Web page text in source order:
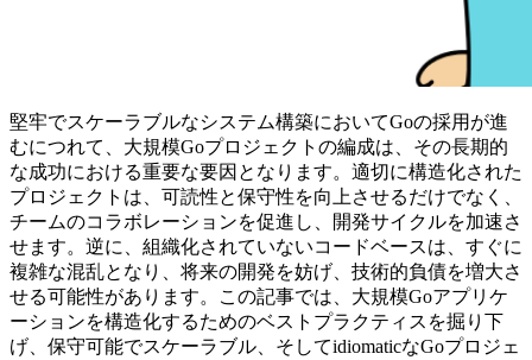
堅牢でスケーラブルなシステム構築においてGoの採用が進
むにつれて、大規模Goプロジェクトの編成は、その長期的
な成功における重要な要因となります。適切に構造化された
プロジェクトは、可読性と保守性を向上させるだけでなく、
チームのコラボレーションを促進し、開発サイクルを加速さ
せます。逆に、組織化されていないコードベースは、すぐに
複雑な混乱となり、将来の開発を妨げ、技術的負債を増大さ
せる可能性があります。この記事では、大規模Goアプリケ
ーションを構造化するためのベストプラクティスを掘り下
げ、保守可能でスケーラブル、そしてidiomaticなGoプロジェ